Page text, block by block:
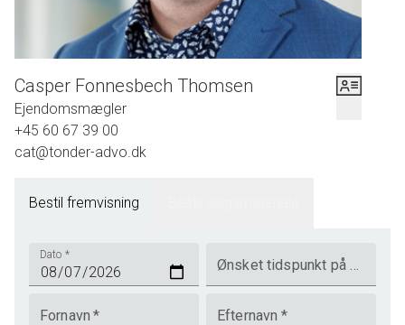
Casper Fonnesbech Thomsen
Ejendomsmægler
+45 60 67 39 00
cat@tonder-advo.dk
Bestil fremvisning
Dato *
Ønsket tidspunkt på dagen
Fornavn * Efternavn *